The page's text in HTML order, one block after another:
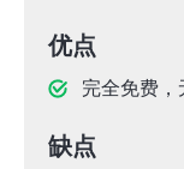
优点
完全免费，
缺点